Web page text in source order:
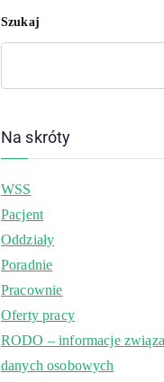
Szukaj
Na skróty
WSS
Pacjent
Oddziały
Poradnie
Pracownie
Oferty pracy
RODO – informacje
danych osobowych